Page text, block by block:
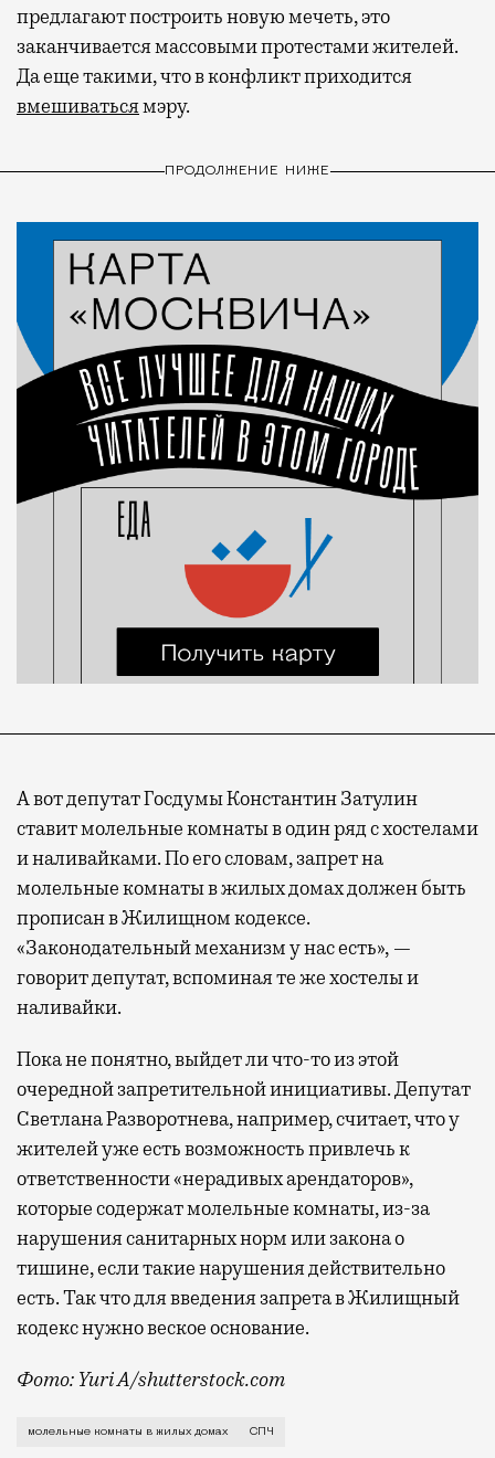
предлагают построить новую мечеть, это
заканчивается массовыми протестами жителей.
Да еще такими, что в конфликт приходится
вмешиватьсямэру.
ПРОДОЛЖЕНИЕ НИЖЕ
А вот депутат Госдумы Константин Затулин
ставит молельные комнаты в один ряд с хостелами
и наливайками. По его словам, запрет на
молельные комнаты в жилых домах должен быть
прописан в Жилищном кодексе.
«Законодательный механизм у нас есть», —
говорит депутат, вспоминая те же хостелы и
наливайки.
Пока не понятно, выйдет ли что-то из этой
очередной запретительной инициативы. Депутат
Светлана Разворотнева, например, считает, что у
жителей уже есть возможность привлечь к
ответственности «нерадивых арендаторов»,
которые содержат молельные комнаты, из-за
нарушения санитарных норм или закона о
тишине, если такие нарушения действительно
есть. Так что для введения запрета в Жилищный
кодекс нужно веское основание.
Фото: Yuri A/shutterstock.com
По словам члена СПЧ Кирилла Кабанова, жители
молельные комнаты в жилых домах СПЧ